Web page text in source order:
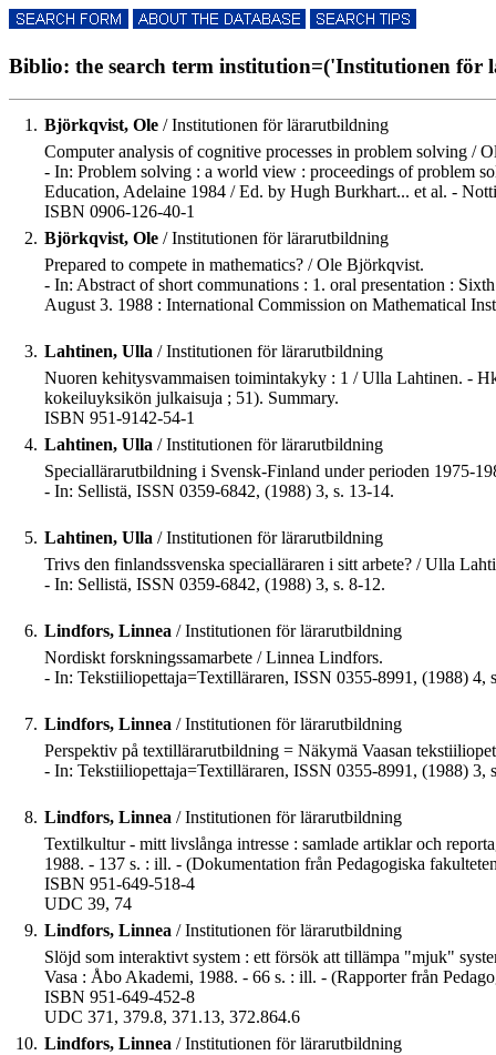
Biblio: the search term institution=('Institutionen för
1. Björkqvist, Ole / Institutionen för lärarutbildning
Computer analysis of cognitive processes in problem solving /
- In: Problem solving : a world view : proceedings of problem
Education, Adelaine 1984 / Ed. by Hugh Burkhart... et al. -
ISBN 0906-126-40-1
2. Björkqvist, Ole / Institutionen för lärarutbildning
Prepared to compete in mathematics? / Ole Björkqvist.
- In: Abstract of short communations : 1. oral presentation :
August 3. 1988 : International Commission on Mathematical
3. Lahtinen, Ulla / Institutionen för lärarutbildning
Nuoren kehitysvammaisen toimintakyky : 1 / Ulla Lahtinen. -
kokeiluyksikön julkaisuja ; 51). Summary.
ISBN 951-9142-54-1
4. Lahtinen, Ulla / Institutionen för lärarutbildning
Speciallärarutbildning i Svensk-Finland under perioden 1975-
- In: Sellistä, ISSN 0359-6842, (1988) 3, s. 13-14.
5. Lahtinen, Ulla / Institutionen för lärarutbildning
Trivs den finlandssvenska specialläraren i sitt arbete? / Ulla
- In: Sellistä, ISSN 0359-6842, (1988) 3, s. 8-12.
6. Lindfors, Linnea / Institutionen för lärarutbildning
Nordiskt forskningssamarbete / Linnea Lindfors.
- In: Tekstiiliopettaja=Textilläraren, ISSN 0355-8991, (1988) 4,
7. Lindfors, Linnea / Institutionen för lärarutbildning
Perspektiv på textillärarutbildning = Näkymä Vaasan
- In: Tekstiiliopettaja=Textilläraren, ISSN 0355-8991, (1988) 3,
8. Lindfors, Linnea / Institutionen för lärarutbildning
Textilkultur - mitt livslånga intresse : samlade artiklar och
1988. - 137 s. : ill. - (Dokumentation från Pedagogiska
ISBN 951-649-518-4
UDC 39, 74
9. Lindfors, Linnea / Institutionen för lärarutbildning
Slöjd som interaktivt system : ett försök att tillämpa "mjuk"
Vasa : Åbo Akademi, 1988. - 66 s. : ill. - (Rapporter från
ISBN 951-649-452-8
UDC 371, 379.8, 371.13, 372.864.6
10. Lindfors, Linnea / Institutionen för lärarutbildning